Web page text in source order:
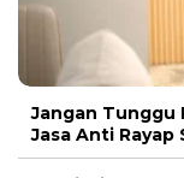
Jangan Tunggu
Jasa Anti Rayap